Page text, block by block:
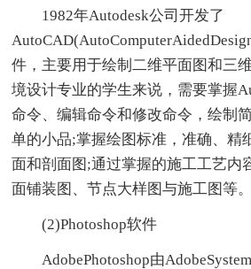
1982年Autodesk公司开发了
件，主要用于绘制二维平面图和三
境设计专业的学生来说，需要掌握
命令、编辑命令和修改命令，绘制
单的小品;掌握绘图标准，准确、精
面和剖面图;通过掌握的施工工艺内
面铺装图、节点大样图与施工图等。
(2)Photoshop软件
AdobePhotoshop由